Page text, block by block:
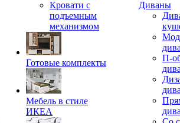
Кровати с
подъемным
механизмом
Готовые комплекты
Мебель в стиле
ИКЕА
Диваны
П-